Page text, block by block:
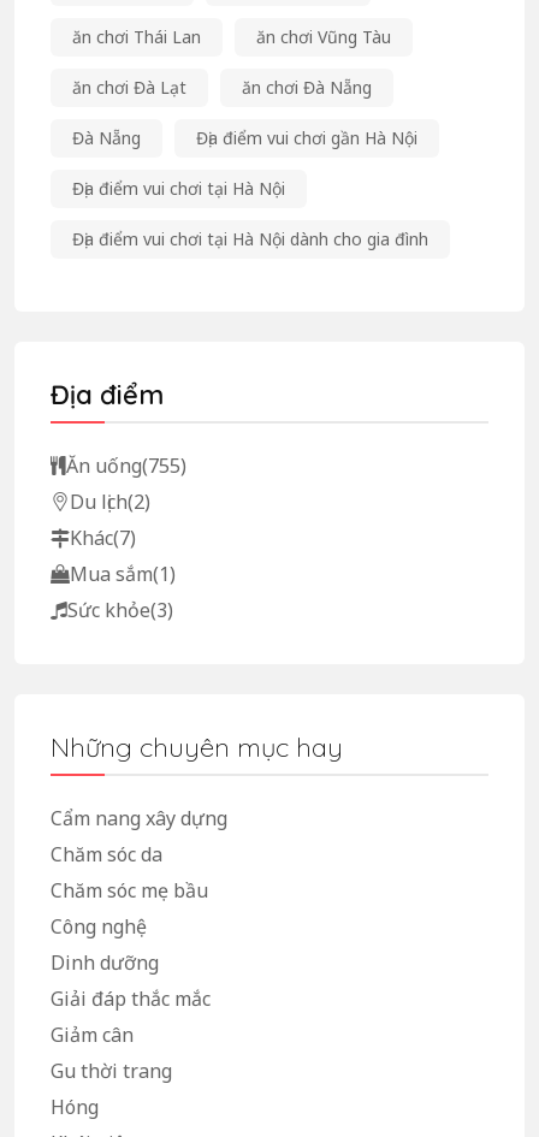
ăn chơi Thái Lan ăn chơi Vũng Tàu
ăn chơi Đà Lạt ăn chơi Đà Nẵng
Đà Nẵng Địa điểm vui chơi gần Hà Nội
Địa điểm vui chơi tại Hà Nội
Địa điểm vui chơi tại Hà Nội dành cho gia đình
Địa điểm
Ăn uống(755)
Du lịch(2)
Khác(7)
Mua sắm(1)
Sức khỏe(3)
Những chuyên mục hay
Cẩm nang xây dựng
Chăm sóc da
Chăm sóc mẹ bầu
Công nghệ
Dinh dưỡng
Giải đáp thắc mắc
Giảm cân
Gu thời trang
Hóng